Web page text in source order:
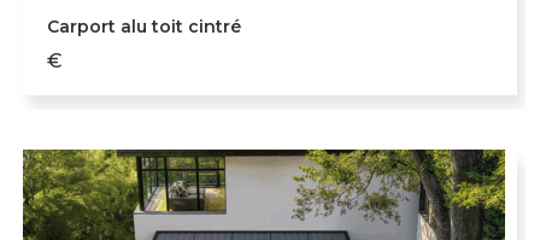
Carport alu toit cintré
€